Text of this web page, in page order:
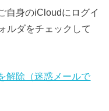
自身のiCloudにログイ
ルダをチェックして
解除（迷惑メールで